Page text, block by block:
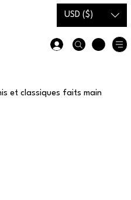
USD ($)
et classiques faits main